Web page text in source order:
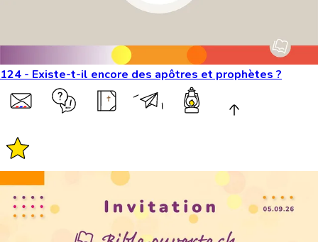
124 - Existe-t-il encore des apôtres et prophètes ?